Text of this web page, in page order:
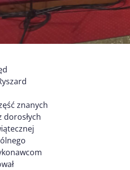
znanych
dorosłych